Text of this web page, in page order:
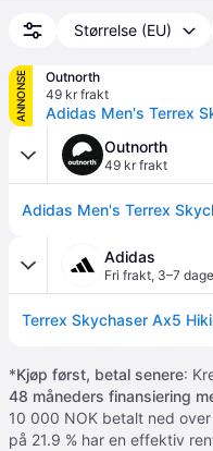
Størrelse (EU)
ANNONSE
Outnorth
49 kr frakt
Outnorth
49 kr frakt
Adidas
Fri frakt, 3–7
*Kjøp først, betal senere:
48 måneders finansiering
10 000 NOK betalt ned
på 21.9 % har en effektiv